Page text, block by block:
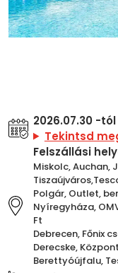
2026.07.30 -
Tekintsd
Felszállási
Miskolc, Auchan,
Polgár, Outlet,
Nyíregyháza,
Ft
Debrecen, Főnix
Derecske,
Berettyóújfalu,